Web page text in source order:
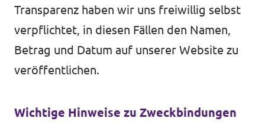
Transparenz haben wir uns freiwillig selbst
verpflichtet, in diesen Fällen den Namen,
Betrag und Datum auf unserer Website zu
veröffentlichen.
Wichtige Hinweise zu Zweckbindungen